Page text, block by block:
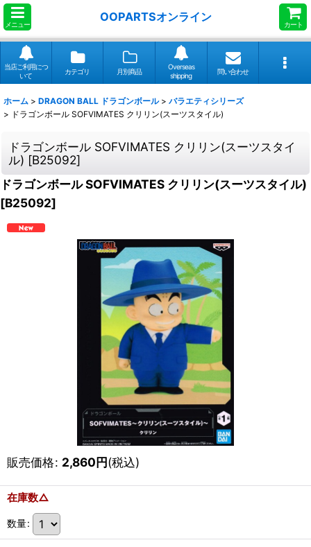
メニュー
OOPARTSオンライン
カート
当店ご利用につ
いて
カテゴリ 月別商品
Overseas
shipping
問い合わせ
ホーム > DRAGON BALL ドラゴンボール > バラエティシリーズ
> ドラゴンボール SOFVIMATES クリリン(スーツスタイル)
ドラゴンボール SOFVIMATES クリリン(スーツスタイ
ル) [B25092]
ドラゴンボール SOFVIMATES クリリン(スーツスタイル)
[B25092]
販売価格: 2,860円(税込)
在庫数△
数量: